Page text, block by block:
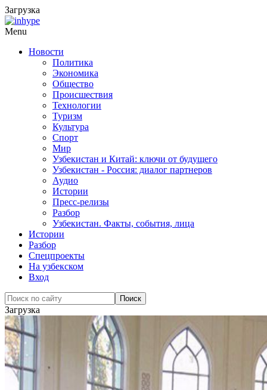
Загрузка
Menu
Новости
Политика
Экономика
Общество
Происшествия
Технологии
Туризм
Культура
Спорт
Мир
Узбекистан и Китай: ключи от будущего
Узбекистан - Россия: диалог партнеров
Аудио
Истории
Пресс-релизы
Разбор
Узбекистан. Факты, события, лица
Истории
Разбор
Спецпроекты
На узбекском
Вход
Загрузка